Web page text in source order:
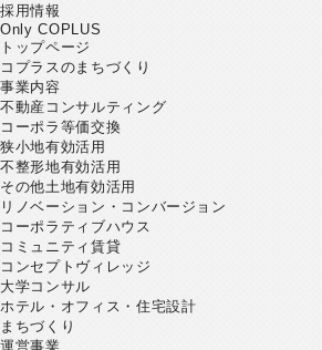
採用情報
Only COPLUS
トップページ
コプラスのまちづくり
事業内容
不動産コンサルティング
コーポラ等価交換
狭小地有効活用
不整形地有効活用
その他土地有効活用
リノベーション・コンバージョン
コーポラティブハウス
コミュニティ賃貸
コンセプトヴィレッジ
大学コンサル
ホテル・オフィス・住宅設計
まちづくり
運営事業